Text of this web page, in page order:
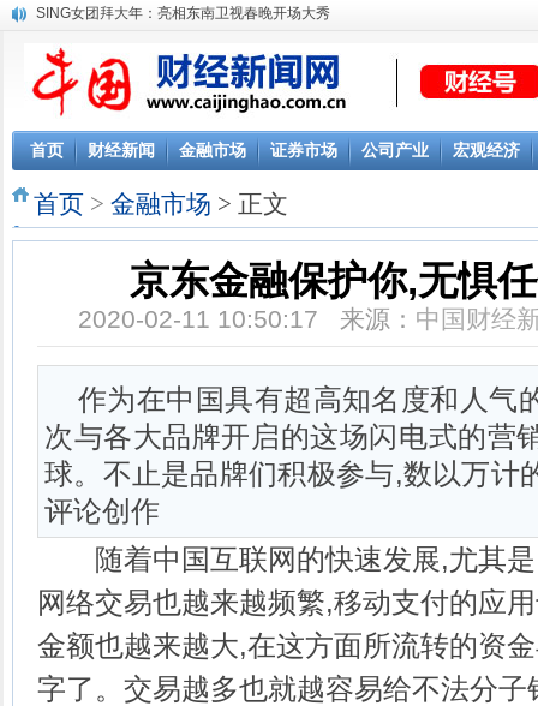
SING女团拜大年：亮相东南卫视春晚开场大秀
首页 财经新闻 金融市场 证券市场 公司产业 宏观经济
首页 > 金融市场 > 正文
京东金融保护你,无惧
2020-02-11 10:50:17 来源： 中国财经
作为在中国具有超高知名度和人气
次与各大品牌开启的这场闪电式的营
球。不止是品牌们积极参与,数以万计
评论创作
随着中国互联网的快速发展,尤其是
网络交易也越来越频繁,移动支付的应
金额也越来越大,在这方面所流转的资
字了。交易越多也就越容易给不法分